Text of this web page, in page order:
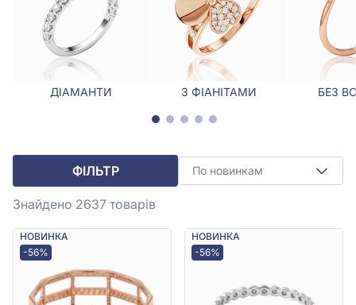
ДІАМАНТИ З ФІАНІТАМИ БЕЗ
ФІЛЬТР По новинкам
Знайдено 2637 товарів
НОВИНКА
-56%
НОВИНКА
-56%